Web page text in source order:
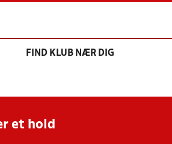
FIND KLUB NÆR DIG
et hold